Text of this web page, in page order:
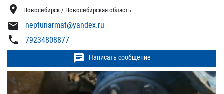
location_on Новосибирск / Новосибирская область
mail neptunarmat@yandex.ru
phone 79234808877
chat Написать сообщение